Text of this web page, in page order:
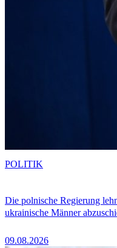
Die polnische Regierung
ukrainische Männer
09.08.2026
POLITIK